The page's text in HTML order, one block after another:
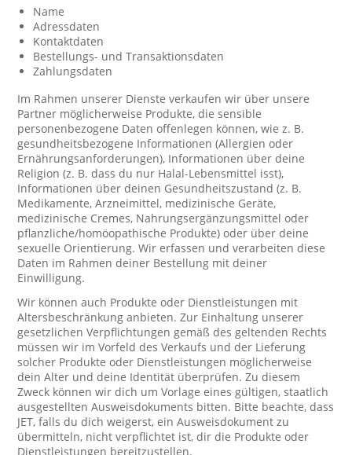
Name
Adressdaten
Kontaktdaten
Bestellungs- und Transaktionsdaten
Zahlungsdaten
Im Rahmen unserer Dienste verkaufen wir über unsere
Partner möglicherweise Produkte, die sensible
personenbezogene Daten offenlegen können, wie z. B.
gesundheitsbezogene Informationen (Allergien oder
Ernährungsanforderungen), Informationen über deine
Religion (z. B. dass du nur Halal-Lebensmittel isst),
Informationen über deinen Gesundheitszustand (z. B.
Medikamente, Arzneimittel, medizinische Geräte,
medizinische Cremes, Nahrungsergänzungsmittel oder
pflanzliche/homöopathische Produkte) oder über deine
sexuelle Orientierung. Wir erfassen und verarbeiten diese
Daten im Rahmen deiner Bestellung mit deiner
Einwilligung.
Wir können auch Produkte oder Dienstleistungen mit
Altersbeschränkung anbieten. Zur Einhaltung unserer
gesetzlichen Verpflichtungen gemäß des geltenden Rechts
müssen wir im Vorfeld des Verkaufs und der Lieferung
solcher Produkte oder Dienstleistungen möglicherweise
dein Alter und deine Identität überprüfen. Zu diesem
Zweck können wir dich um Vorlage eines gültigen, staatlich
ausgestellten Ausweisdokuments bitten. Bitte beachte, dass
JET, falls du dich weigerst, ein Ausweisdokument zu
übermitteln, nicht verpflichtet ist, dir die Produkte oder
Dienstleistungen bereitzustellen.